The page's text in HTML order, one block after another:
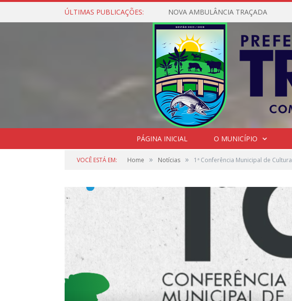
ÚLTIMAS PUBLICAÇÕES: NOVA AMBULÂNCIA TRAÇADA
PÁGINA INICIAL O MUNICÍPIO
VOCÊ ESTÁ EM: Home » Notícias » 1ª Conferência Municipal de Cultura